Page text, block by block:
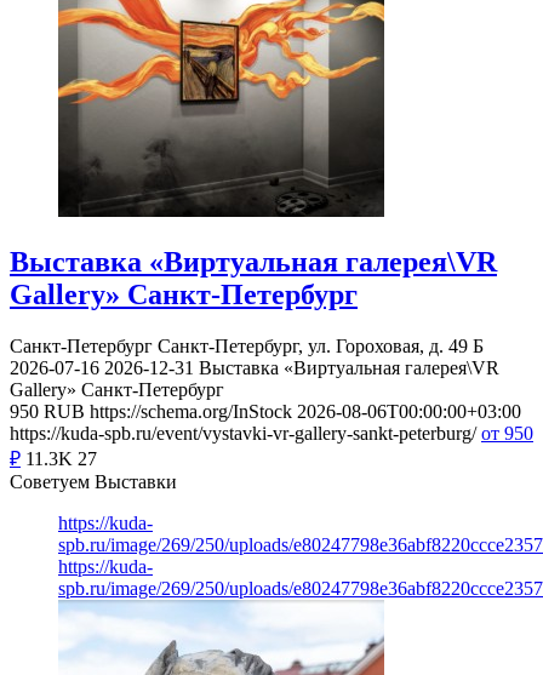
Выставка «Виртуальная галерея\VR
Gallery» Санкт-Петербург
Санкт-Петербург Санкт-Петербург, ул. Гороховая, д. 49 Б
2026-07-16 2026-12-31 Выставка «Виртуальная галерея\VR
Gallery» Санкт-Петербург
950 RUB https://schema.org/InStock 2026-08-06T00:00:00+03:00
https://kuda-spb.ru/event/vystavki-vr-gallery-sankt-peterburg/ от 950
₽ 11.3K 27
Советуем Выставки
https://kuda-
spb.ru/image/269/250/uploads/
https://kuda-
spb.ru/image/269/250/uploads/